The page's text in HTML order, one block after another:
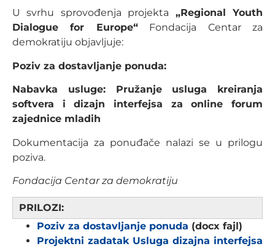
U svrhu sprovođenja projekta „Regional Youth
Dialogue for Europe“Fondacija Centar za
demokratiju objavljuje:
Poziv za dostavljanje ponuda:
Nabavka usluge: Pružanje usluga kreiranja
softvera i dizajn interfejsa za online forum
zajednice mladih
Dokumentacija za ponuđače nalazi se u prilogu
poziva.
Fondacija Centar za demokratiju
PRILOZI:
Poziv za dostavljanje ponuda (docx fajl)
Projektni zadatak Usluga dizajna interfejsa